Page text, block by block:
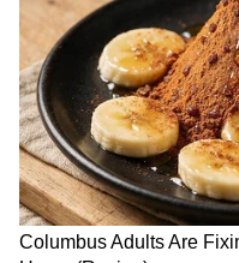
Related Articles
Summer Colors: ఎండలో
ఈ రంగుల దుస్తులే బెస్ట్